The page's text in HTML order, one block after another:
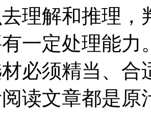
理解和推理，
一定处理能力
材必须精当、合
读文章都是